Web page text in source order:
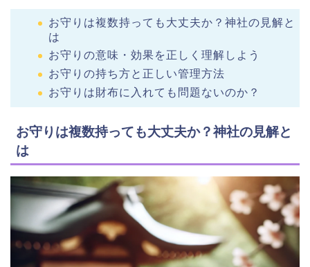
お守りは複数持っても大丈夫か？神社の見解と
は
お守りの意味・効果を正しく理解しよう
お守りの持ち方と正しい管理方法
お守りは財布に入れても問題ないのか？
お守りは複数持っても大丈夫か？神社の見解と
は